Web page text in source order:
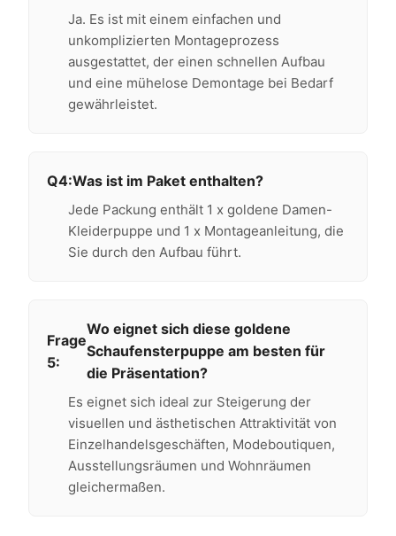
Ja. Es ist mit einem einfachen und
unkomplizierten Montageprozess
ausgestattet, der einen schnellen Aufbau
und eine mühelose Demontage bei Bedarf
gewährleistet.
Q4:Was ist im Paket enthalten?
Jede Packung enthält 1 x goldene Damen-
Kleiderpuppe und 1 x Montageanleitung, die
Sie durch den Aufbau führt.
Frage
5:
Wo eignet sich diese goldene
Schaufensterpuppe am besten für
die Präsentation?
Es eignet sich ideal zur Steigerung der
visuellen und ästhetischen Attraktivität von
Einzelhandelsgeschäften, Modeboutiquen,
Ausstellungsräumen und Wohnräumen
gleichermaßen.